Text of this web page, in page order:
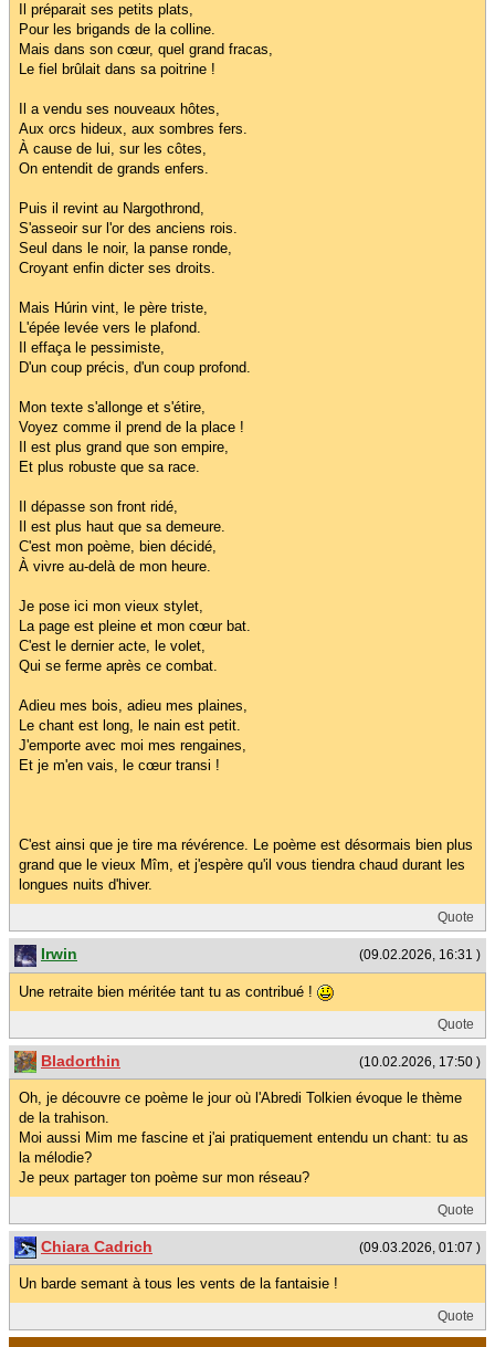
Il préparait ses petits plats,
Pour les brigands de la colline.
Mais dans son cœur, quel grand fracas,
Le fiel brûlait dans sa poitrine !
Il a vendu ses nouveaux hôtes,
Aux orcs hideux, aux sombres fers.
À cause de lui, sur les côtes,
On entendit de grands enfers.
Puis il revint au Nargothrond,
S'asseoir sur l'or des anciens rois.
Seul dans le noir, la panse ronde,
Croyant enfin dicter ses droits.
Mais Húrin vint, le père triste,
L'épée levée vers le plafond.
Il effaça le pessimiste,
D'un coup précis, d'un coup profond.
Mon texte s'allonge et s'étire,
Voyez comme il prend de la place !
Il est plus grand que son empire,
Et plus robuste que sa race.
Il dépasse son front ridé,
Il est plus haut que sa demeure.
C'est mon poème, bien décidé,
À vivre au-delà de mon heure.
Je pose ici mon vieux stylet,
La page est pleine et mon cœur bat.
C'est le dernier acte, le volet,
Qui se ferme après ce combat.
Adieu mes bois, adieu mes plaines,
Le chant est long, le nain est petit.
J'emporte avec moi mes rengaines,
Et je m'en vais, le cœur transi !
C'est ainsi que je tire ma révérence. Le poème est désormais bien plus
grand que le vieux Mîm, et j'espère qu'il vous tiendra chaud durant les
longues nuits d'hiver.
Quote
(09.02.2026, 16:31 )
Irwin
Une retraite bien méritée tant tu as contribué !
Quote
(10.02.2026, 17:50 )
Bladorthin
Oh, je découvre ce poème le jour où l'Abredi Tolkien évoque le thème
de la trahison.
Moi aussi Mim me fascine et j'ai pratiquement entendu un chant: tu as
la mélodie?
Je peux partager ton poème sur mon réseau?
Quote
(09.03.2026, 01:07 )
Chiara Cadrich
Un barde semant à tous les vents de la fantaisie !
Quote